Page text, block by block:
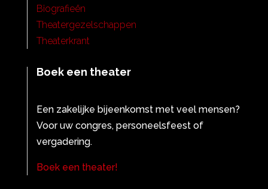
Biografieën
Theatergezelschappen
Theaterkrant
Boek een theater
Een zakelijke bijeenkomst met veel mensen?
Voor uw congres, personeelsfeest of
vergadering.
Boek een theater!